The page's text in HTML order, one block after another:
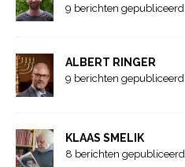
9 berichten gepubliceerd
ALBERT RINGER
9 berichten gepubliceerd
KLAAS SMELIK
8 berichten gepubliceerd